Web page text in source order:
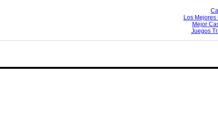
Los Mejores
Mejor
Juegos